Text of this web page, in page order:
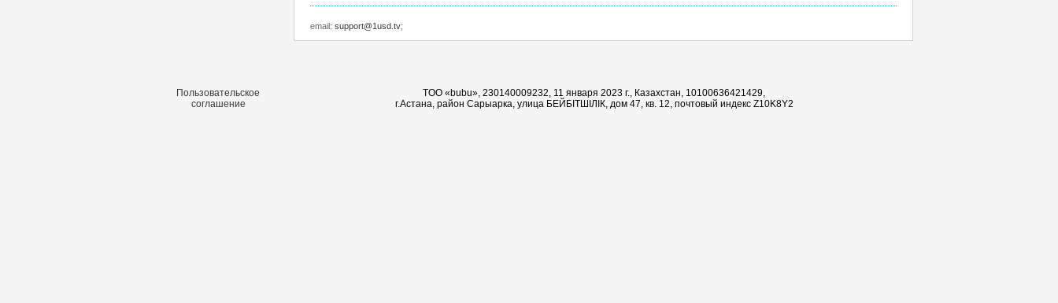
email: support@1usd.tv;
Пользовательское
соглашение
ТOO «bubu», 230140009232, 11 января 2023 г., Казахстан, 10100636421429,
г.Астана, район Сарыарка, улица БЕЙБІТШІЛІК, дом 47, кв. 12, почтовый индекс Z10K8Y2